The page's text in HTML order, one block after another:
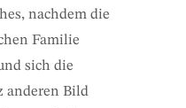
nachdem die
Familie
sich die
anderen Bild